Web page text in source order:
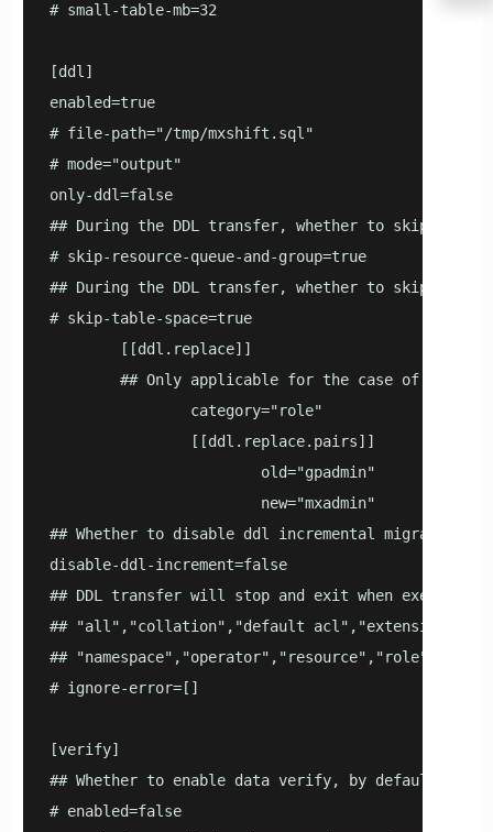
# small-table-mb=32
[ddl]
enabled=true
# file-path="/tmp/mxshift.sql"
# mode="output"
only-ddl=false
## During the DDL transfer, whether to skip
# skip-resource-queue-and-group=true
## During the DDL transfer, whether to skip
# skip-table-space=true
        [[ddl.replace]]
## Only applicable for the case of
                category="role"
                [[ddl.replace.pairs]]
                        old="gpadmin"
                        new="mxadmin"
## Whether to disable ddl incremental
disable-ddl-increment=false
## DDL transfer will stop and exit when
## "all","collation","default
##
# ignore-error=[]
[verify]
## Whether to enable data verify, by default, it
# enabled=false